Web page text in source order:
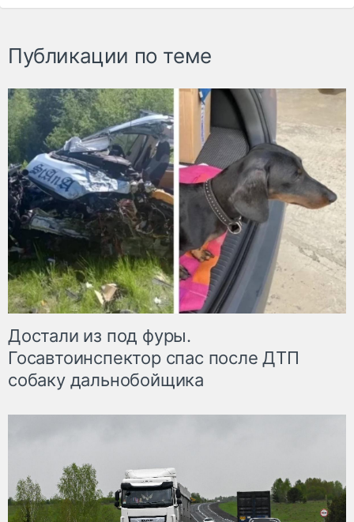
Публикации по теме
Достали из под фуры.
Госавтоинспектор спас после ДТП
собаку дальнобойщика